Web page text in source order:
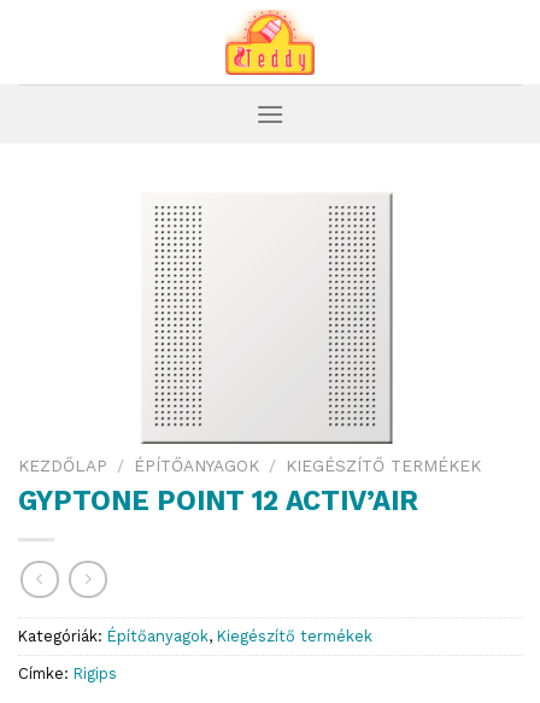
KEZDŐLAP / ÉPÍTŐANYAGOK / KIEGÉSZÍTŐ TERMÉKEK
GYPTONE POINT 12 ACTIV’AIR
Kategóriák: Építőanyagok, Kiegészítő termékek
Címke: Rigips